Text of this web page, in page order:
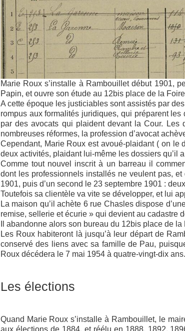
Marie Roux s’installe à Rambouillet début 1901,
Papin, et ouvre son étude au 12bis place de la
A cette époque les justiciables sont assistés par
rompus aux formalités juridiques, qui préparent
par des avocats qui plaident devant la Cour. Les
nombreuses réformes, la profession d’avocat
Cependant, Marie Roux est avoué-plaidant ( on le
deux activités, plaidant lui-même les dossiers qu’il
Comme tout nouvel inscrit à un barreau il
dont les professionnels installés ne veulent pas,
1901, puis d’un second le 23 septembre 1901 :
Toutefois sa clientèle va vite se développer, et lui
La maison qu’il achète 6 rue Chasles dispose
remise, sellerie et écurie » qui devient au cadastre
Il abandonne alors son bureau du 12bis place de
Les Roux habiteront là jusqu’à leur départ de
conservé des liens avec sa famille de Pau,
Roux décédera le 7 mai 1954 à quatre-vingt-dix ans.
Les élections
Quand Marie Roux s’installe à Rambouillet, le
aux élections de 1884, et réélu en 1888, 1892,